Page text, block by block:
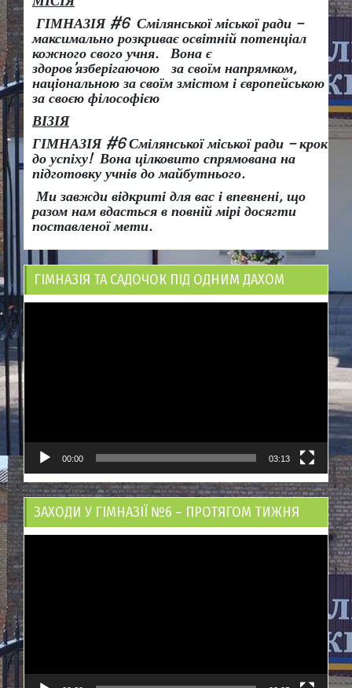
ГІМНАЗІЯ #6 Смілянської міської ради –
максимально розкриває освітній потенціал
кожного свого учня.
Вона є
здоров’язберігаючою за своїм напрямком,
національною за своїм змістом і європейською
за своєю філософією
ВІЗІЯ
ГІМНАЗІЯ #6 Смілянської міської ради – крок
до успіху! Вона цілковито спрямована на
підготовку учнів до майбутнього.
Ми завжди відкриті для вас і впевнені, що
разом нам вдасться в повній мірі досягти
поставленої мети.
ГІМНАЗІЯ ТА САДОЧОК ПІД ОДНИМ ДАХОМ
00:00 03:13
ЗАХОДИ У ГІМНАЗІЇ №6 – ПРОТЯГОМ ТИЖНЯ